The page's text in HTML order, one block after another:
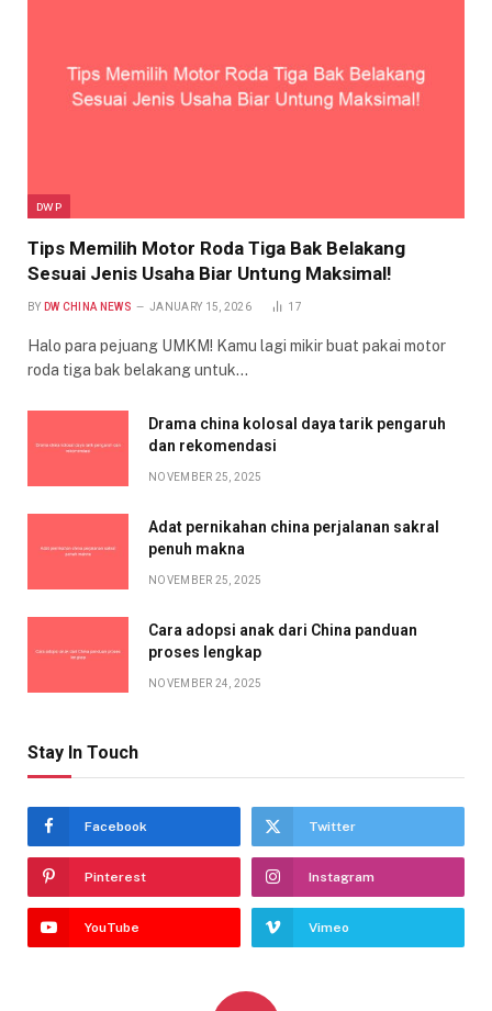
DWP
Tips Memilih Motor Roda Tiga Bak Belakang
Sesuai Jenis Usaha Biar Untung Maksimal!
BY DW CHINA NEWS JANUARY 15, 2026 17
Halo para pejuang UMKM! Kamu lagi mikir buat pakai motor
roda tiga bak belakang untuk…
Drama china kolosal daya tarik pengaruh
dan rekomendasi
NOVEMBER 25, 2025
Adat pernikahan china perjalanan sakral
penuh makna
NOVEMBER 25, 2025
Cara adopsi anak dari China panduan
proses lengkap
NOVEMBER 24, 2025
Stay In Touch
Facebook Twitter
Pinterest Instagram
YouTube Vimeo